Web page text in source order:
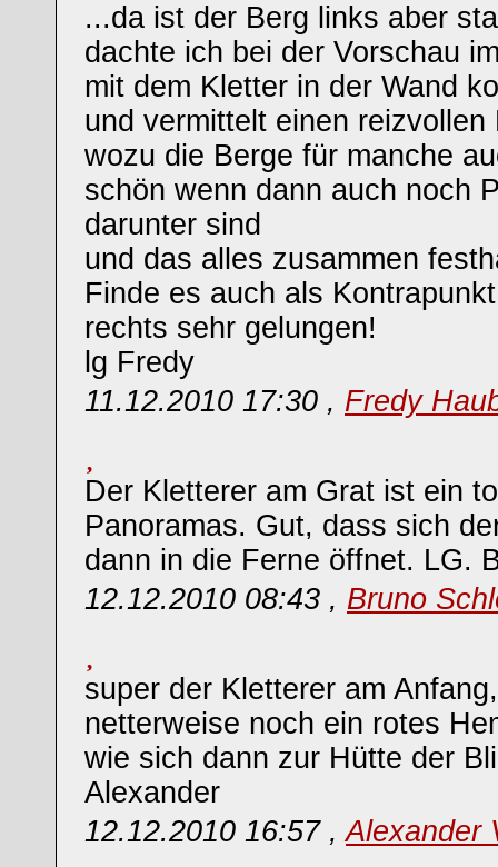
...da ist der Berg links aber
dachte ich bei der Vorschau
mit dem Kletter in der Wand
und vermittelt einen reizvollen
wozu die Berge für manche
schön wenn dann auch noch
darunter sind
und das alles zusammen
Finde es auch als
rechts sehr gelungen!
lg Fredy
11.12.2010 17:30 , Fredy
Der Kletterer am Grat ist ein
Panoramas. Gut, dass sich
dann in die Ferne öffnet. LG.
12.12.2010 08:43 , Bruno
super der Kletterer am
netterweise noch ein rotes
wie sich dann zur Hütte der
Alexander
12.12.2010 16:57 ,Alexander